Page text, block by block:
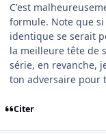
C'est
formule. Note que
identique se serait
la meilleure tête de
série, en revanche,
ton adversaire pour
Citer